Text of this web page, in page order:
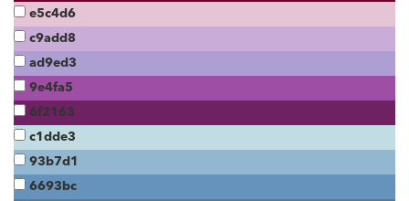
e5c4d6
c9add8
ad9ed3
9e4fa5
6f2163
c1dde3
93b7d1
6693bc